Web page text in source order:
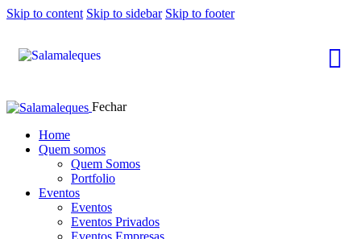
Skip to content Skip to sidebar Skip to footer
Fechar
Home
Quem somos
Quem Somos
Portfolio
Eventos
Eventos
Eventos Privados